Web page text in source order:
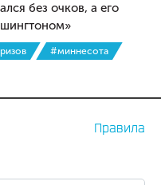
без очков, а его
#миннесота
Правила